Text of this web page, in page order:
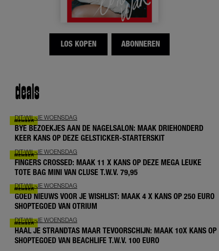
LOS KOPEN ABONNEREN
deals
DIT-WIL-JE WOENSDAG
BYE BEZOEKJES AAN DE NAGELSALON: MAAK DRIEHONDERD
KEER KANS OP DEZE GELSTICKER-STARTERSKIT
DIT-WIL-JE WOENSDAG
FINGERS CROSSED: MAAK 11 X KANS OP DEZE MEGA LEUKE
TOTE BAG MINI VAN CLUSE T.W.V. 79,95
DIT-WIL-JE WOENSDAG
GOED NIEUWS VOOR JE WISHLIST: MAAK 4 X KANS OP 250 EURO
SHOPTEGOED VAN OTRIUM
DIT-WIL-JE WOENSDAG
HAAL JE STRANDTAS MAAR TEVOORSCHIJN: MAAK 10X KANS OP
SHOPTEGOED VAN BEACHLIFE T.W.V. 100 EURO